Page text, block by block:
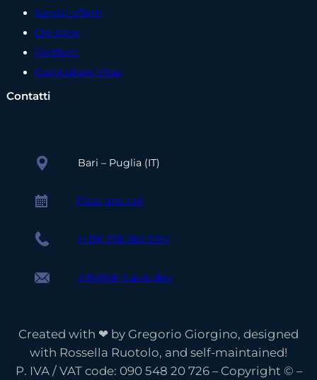
Servizi offerti
Chi sono
Portfolio
Curriculum Vitae
Contatti
Bari – Puglia (IT)
Fissa una call
(+39) 378 066 5194
info@dr-hawk.dev
Created with ❤ by Gregorio Giorgino, designed
with Rossella Ruotolo, and self-maintained!
P. IVA / VAT code: 090 548 20 726 – Copyright © –